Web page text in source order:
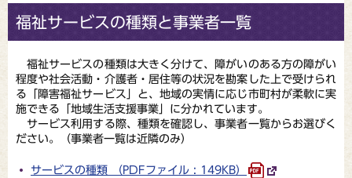
福祉サービスの種類と事業者一覧
福祉サービスの種類は大きく分けて、障がいのある方の障がい
程度や社会活動・介護者・居住等の状況を勘案した上で受けられ
る「障害福祉サービス」と、地域の実情に応じ市町村が柔軟に実
施できる「地域生活支援事業」に分かれています。
サービス利用する際、種類を確認し、事業者一覧からお選びく
ださい。（事業者一覧は近隣のみ）
サービスの種類 （PDFファイル : 149KB）